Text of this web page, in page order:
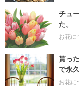
チュ
た。
お花に
貰っ
で永
お花に